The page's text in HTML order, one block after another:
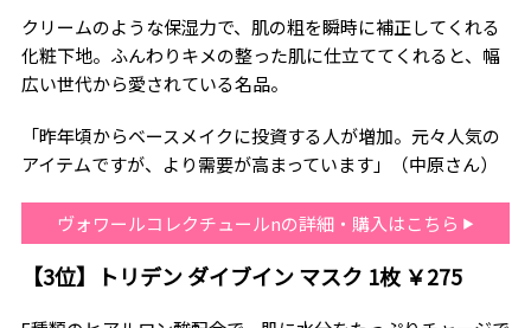
クリームのような保湿力で、肌の粗を瞬時に補正してくれる
化粧下地。ふんわりキメの整った肌に仕立ててくれると、幅
広い世代から愛されている名品。
「昨年頃からベースメイクに投資する人が増加。元々人気の
アイテムですが、より需要が高まっています」（中原さん）
ヴォワールコレクチュールnの詳細・購入はこちら
【3位】トリデン ダイブイン マスク 1枚 ￥275